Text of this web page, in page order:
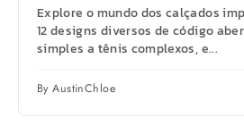
Explore o mundo dos calçados
12 designs diversos de código
simples a tênis complexos, e...
By AustinChloe